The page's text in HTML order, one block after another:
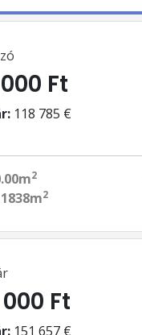
Ft
118 785 €
2
1838m2
Ft
151 657 €